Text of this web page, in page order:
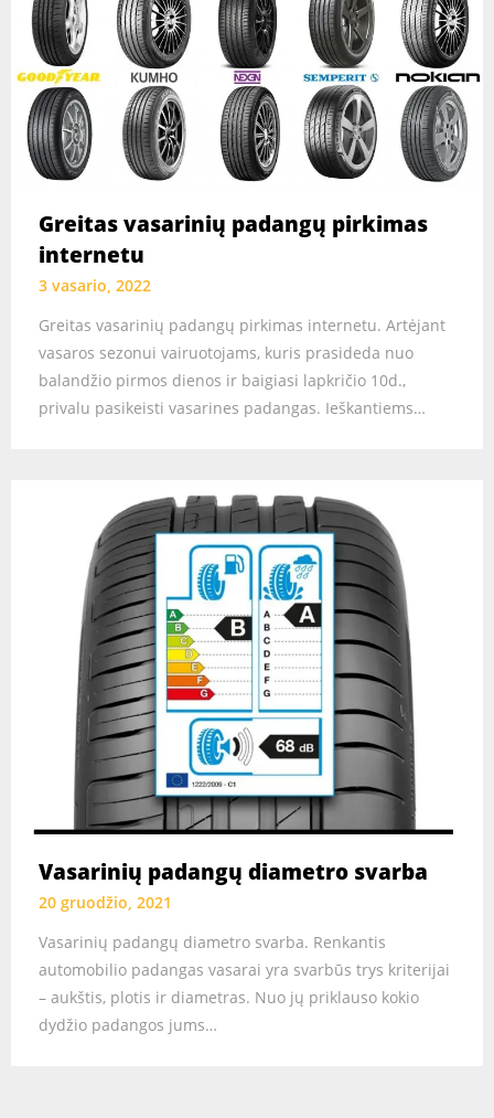
Greitas vasarinių padangų pirkimas
internetu
3 vasario, 2022
Greitas vasarinių padangų pirkimas internetu. Artėjant
vasaros sezonui vairuotojams, kuris prasideda nuo
balandžio pirmos dienos ir baigiasi lapkričio 10d.,
privalu pasikeisti vasarines padangas. Ieškantiems…
Vasarinių padangų diametro svarba
20 gruodžio, 2021
Vasarinių padangų diametro svarba. Renkantis
automobilio padangas vasarai yra svarbūs trys kriterijai
– aukštis, plotis ir diametras. Nuo jų priklauso kokio
dydžio padangos jums…